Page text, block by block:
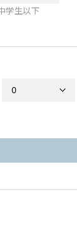
学生以下